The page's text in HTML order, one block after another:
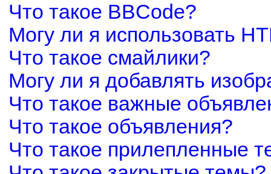
Что такое BBCode?
Могу ли я использовать
Что такое смайлики?
Могу ли я добавлять
Что такое важные
Что такое объявления?
Что такое прилепленные